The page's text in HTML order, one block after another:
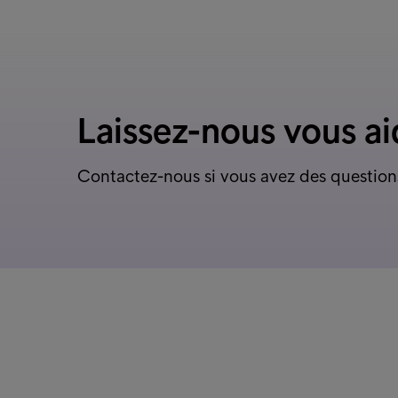
Laissez-nous vous
Contactez-nous si vous avez des